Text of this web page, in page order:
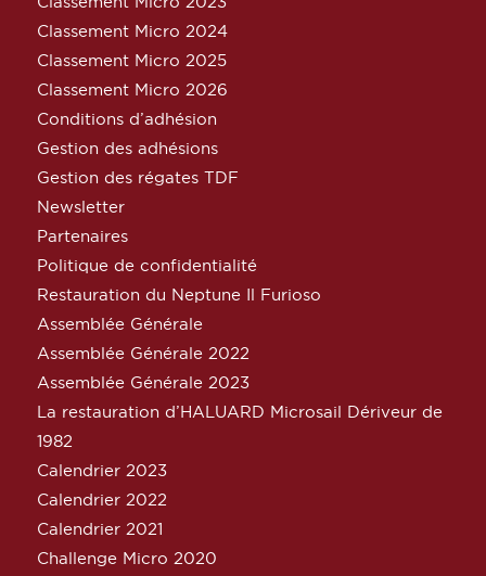
Classement Micro 2024
Classement Micro 2025
Classement Micro 2026
Conditions d’adhésion
Gestion des adhésions
Gestion des régates TDF
Newsletter
Partenaires
Politique de confidentialité
Restauration du Neptune Il Furioso
Assemblée Générale
Assemblée Générale 2022
Assemblée Générale 2023
La restauration d’HALUARD Microsail Dériveur de
1982
Calendrier 2023
Calendrier 2022
Calendrier 2021
Challenge Micro 2020